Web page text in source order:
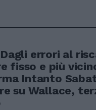
errori al
fisso e più
Intanto
su Wallace,